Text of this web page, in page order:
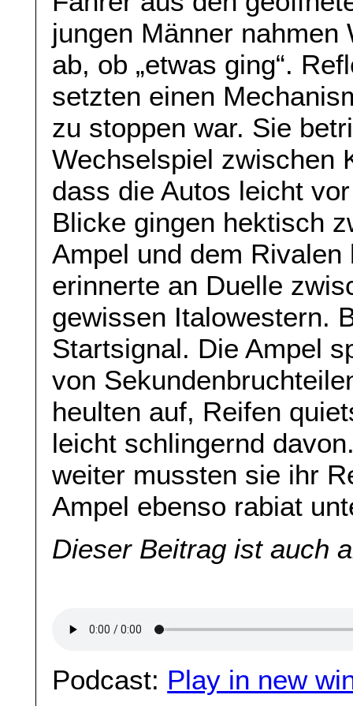
jungen Männer
ab, ob „etwas ging“.
setzten einen
zu stoppen war. Sie
Wechselspiel zwischen
dass die Autos leicht
Blicke gingen hektisch
Ampel und dem
erinnerte an Duelle
gewissen Italowestern.
Startsignal. Die Ampel
von
heulten auf, Reifen
leicht schlingernd
weiter mussten sie ihr
Ampel ebenso rabiat
Dieser Beitrag ist auch
Podcast: Play in new